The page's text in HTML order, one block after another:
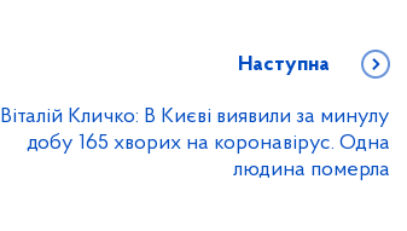
Наступна
Віталій Кличко: В Києві виявили за минулу
добу 165 хворих на коронавірус. Одна
людина померла